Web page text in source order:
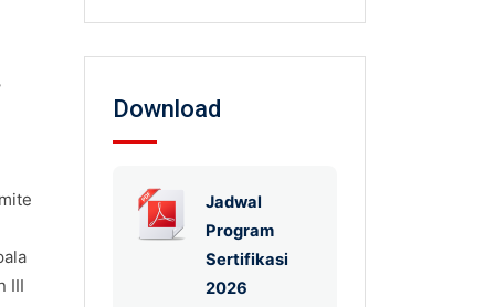
III
Download
Jadwal
Program
Sertifikasi
2026